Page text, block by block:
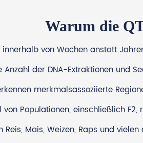
Warum die
innerhalb von Wochen anstatt
der DNA-Extraktionen und
merkmalsassoziierte
Populationen, einschließlich
Reis, Mais, Weizen, Raps und